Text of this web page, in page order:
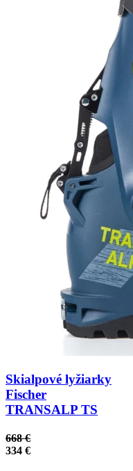
Skialpové lyžiarky
Fischer
TRANSALP TS
668 €
334 €